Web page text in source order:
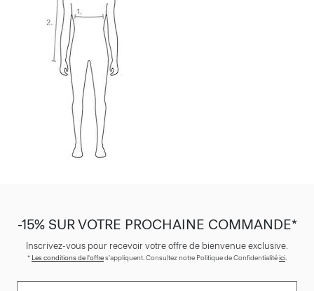
-15% SUR VOTRE PROCHAINE COMMANDE*
Inscrivez-vous pour recevoir votre offre de bienvenue exclusive.
* Les conditions de l'offres'appliquent. Consultez notre Politique de Confidentialitéici.